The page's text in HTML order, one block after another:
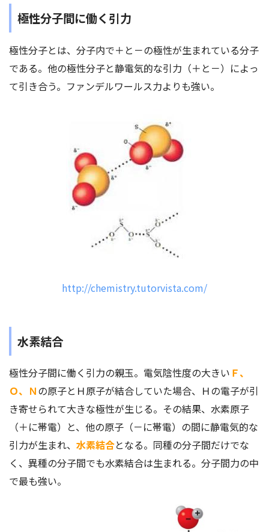
極性分子間に働く引力
極性分子とは、分子内で＋と－の極性が生まれている分子
である。他の極性分子と静電気的な引力（＋と－）によっ
て引き合う。ファンデルワールス力よりも強い。
http://chemistry.tutorvista.com/
水素結合
極性分子間に働く引力の親玉。電気陰性度の大きい Ｆ、
Ｏ、Ｎの原子とＨ原子が結合していた場合、Ｈの電子が引
き寄せられて大きな極性が生じる。その結果、水素原子
（＋に帯電）と、他の原子（－に帯電）の間に静電気的な
引力が生まれ、 水素結合となる。同種の分子間だけでな
く、異種の分子間でも水素結合は生まれる。分子間力の中
で最も強い。